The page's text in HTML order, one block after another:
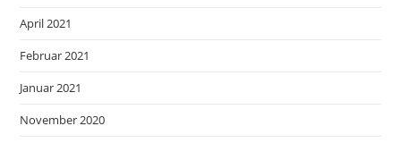
April 2021
Februar 2021
Januar 2021
November 2020